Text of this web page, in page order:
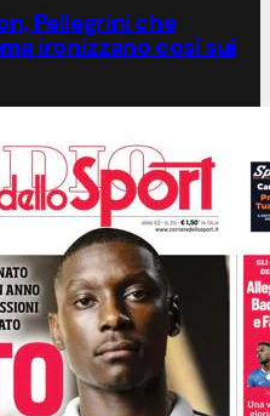
Pellegrini che
ironizzano così sui